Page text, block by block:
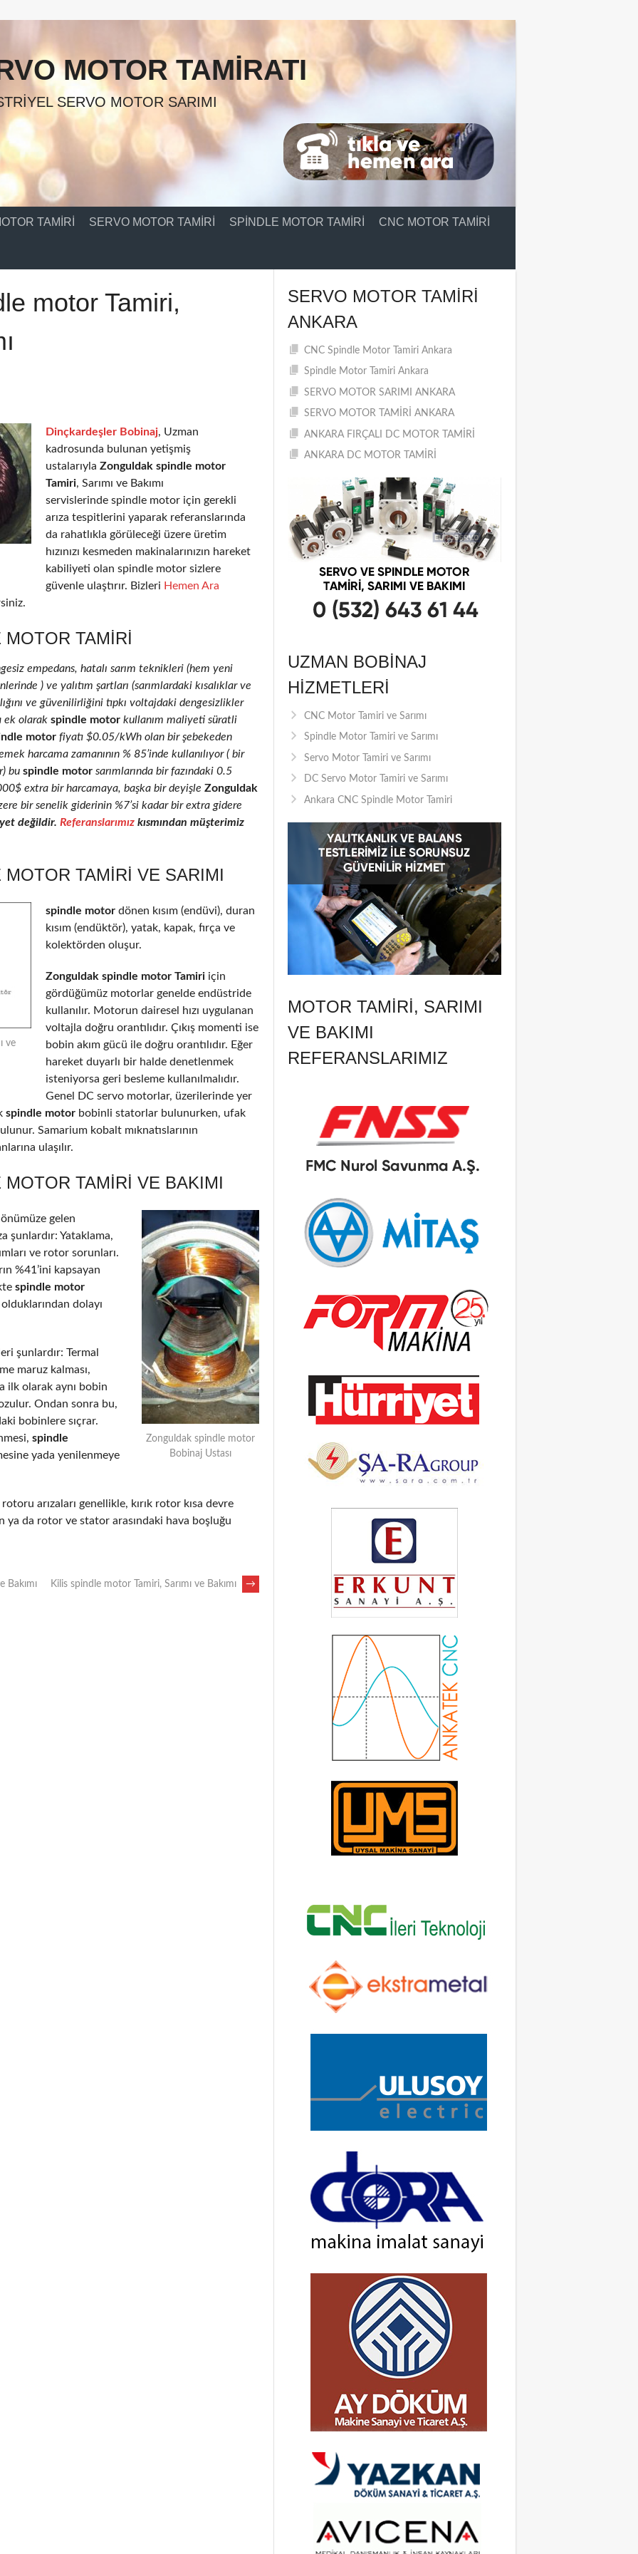
MOTOR TAMIRATI
SERVO MOTOR SARIMI
TAMIRI SERVO MOTOR TAMIRI SPINDLE MOTOR TAMIRI CNC MOTOR TAMIRI
motor Tamiri,
Dinçkardeşler Bobinaj, Uzman
kadrosunda bulunan yetişmiş
ustalarıyla Zonguldak spindle motor
Tamiri, Sarımı ve Bakımı
servislerinde spindle motor için gerekli
arıza tespitlerini yaparak referanslarında
da rahatlıkla görüleceği üzere üretim
hızınızı kesmeden makinalarınızın hareket
kabiliyeti olan spindle motor sizlere
güvenle ulaştırır. Bizleri Hemen Ara
TAMIRI
empedans, hatalı sarım teknikleri (hem yeni
) ve yalıtım şartları (sarımlardaki kısalıklar ve
ve güvenilirliğini tıpkı voltajdaki dengesizlikler
ek olarak spindle motor kullanım maliyeti süratli
motor fiyatı $0.05/kWh olan bir şebekeden
harcama zamanının % 85’inde kullanılıyor ( bir
bu spindle motor sarımlarında bir fazındaki 0.5
extra bir harcamaya, başka bir deyişle Zonguldak
bir senelik giderinin %7’si kadar bir extra gidere
değildir. Referanslarımız kısmından müşterimiz
TAMIRI VE SARIMI
ve
spindle motor dönen kısım (endüvi), duran
kısım (endüktör), yatak, kapak, fırça ve
kolektörden oluşur.
Zonguldak spindle motor Tamiri için
gördüğümüz motorlar genelde endüstride
kullanılır. Motorun dairesel hızı uygulanan
voltajla doğru orantılıdır. Çıkış momenti ise
bobin akım gücü ile doğru orantılıdır. Eğer
hareket duyarlı bir halde denetlenmek
isteniyorsa geri besleme kullanılmalıdır.
Genel DC servo motorlar, üzerilerinde yer
spindle motor bobinli statorlar bulunurken, ufak
Samarium kobalt mıknatıslarının
ulaşılır.
TAMIRI VE BAKIMI
Zonguldak spindle motor
Bobinaj Ustası
gelen
şunlardır: Yataklama,
ve rotor sorunları.
%41’ini kapsayan
spindle motor
dolayı
şunlardır: Termal
maruz kalması,
ilk olarak aynı bobin
Ondan sonra bu,
bobinlere sıçrar.
spindle
yada yenilenmeye
rotoru arızaları genellikle, kırık rotor kısa devre
ya da rotor ve stator arasındaki hava boşluğu
Bakımı Kilis spindle motor Tamiri, Sarımı ve Bakımı →
SERVO MOTOR TAMIRI
ANKARA
CNC Spindle Motor Tamiri Ankara
Spindle Motor Tamiri Ankara
SERVO MOTOR SARIMI ANKARA
SERVO MOTOR TAMİRİ ANKARA
ANKARA FIRÇALI DC MOTOR TAMİRİ
ANKARA DC MOTOR TAMİRİ
UZMAN BOBINAJ
HIZMETLERI
CNC Motor Tamiri ve Sarımı
Spindle Motor Tamiri ve Sarımı
Servo Motor Tamiri ve Sarımı
DC Servo Motor Tamiri ve Sarımı
Ankara CNC Spindle Motor Tamiri
MOTOR TAMIRI, SARIMI
VE BAKIMI
REFERANSLARIMIZ